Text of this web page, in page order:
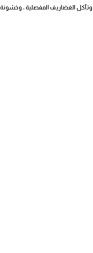
وتآكل الغضاريف المفصلية ، وخشونة